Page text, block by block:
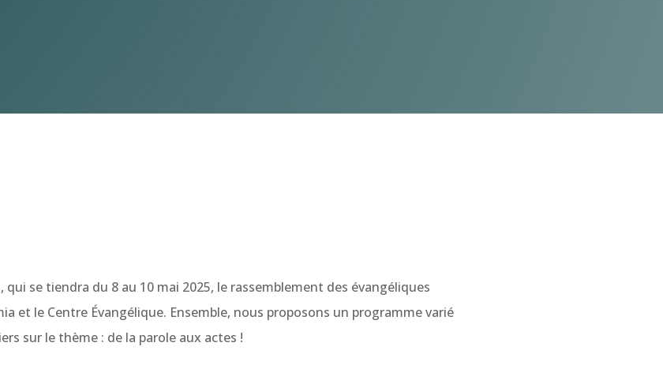
qui se tiendra du 8 au 10 mai 2025, le rassemblement des évangéliques
et le Centre Évangélique. Ensemble, nous proposons un programme varié
sur le thème : de la parole aux actes !